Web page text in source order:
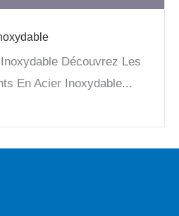
Découvrez Les
En Acier Inoxydable...